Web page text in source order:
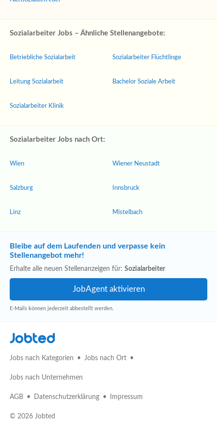
Sozialarbeiter Jobs – Ähnliche Stellenangebote:
Betriebliche Sozialarbeit
Leitung Sozialarbeit
Sozialarbeiter Klinik
Sozialarbeiter Flüchtlinge
Bachelor Soziale Arbeit
Sozialarbeiter Jobs nach Ort:
Wien
Salzburg
Linz
Wiener Neustadt
Innsbruck
Mistelbach
Bleibe auf dem Laufenden und verpasse kein
Stellenangebot mehr!
Erhalte alle neuen Stellenanzeigen für: Sozialarbeiter
E-Mails können jederzeit abbestellt werden.
Jobted
Jobs nach Kategorien Jobs nach Ort
Jobs nach Unternehmen
AGB Datenschutzerklärung Impressum
© 2026 Jobted